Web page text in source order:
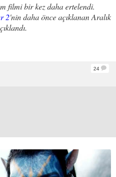
filmi bir kez daha ertelendi.
2'nin daha önce açıklanan Aralık
24